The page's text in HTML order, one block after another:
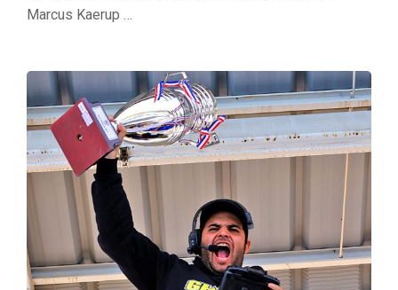
Marcus Kaerup …